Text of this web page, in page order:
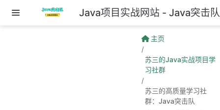
跳至主要內容 Java项目实战网站 - Java突击队
主页
苏三的Java实战项目学
习社群
苏三的高质量学习社
群：Java突击队